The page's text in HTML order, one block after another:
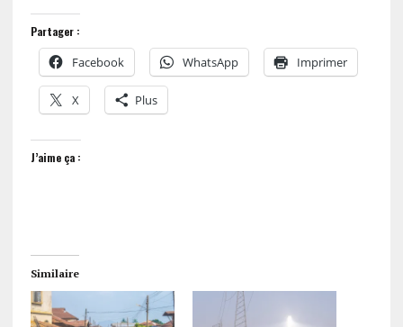
Partager :
Facebook WhatsApp Imprimer
X Plus
J’aime ça :
Similaire